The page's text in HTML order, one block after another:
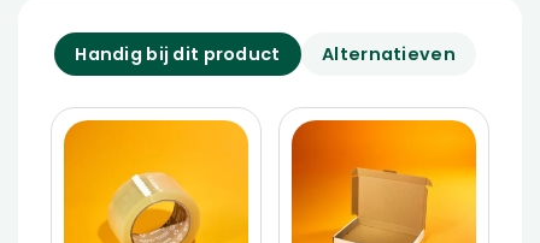
Handig bij dit product Alternatieven